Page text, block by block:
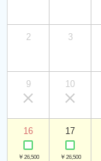
2 3
9 10
16
￥26,500
17
￥26,500